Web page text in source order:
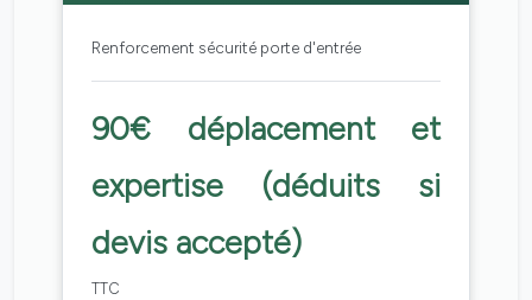
Renforcement sécurité porte d'entrée
90€ déplacement et
expertise (déduits si
devis accepté)
TTC